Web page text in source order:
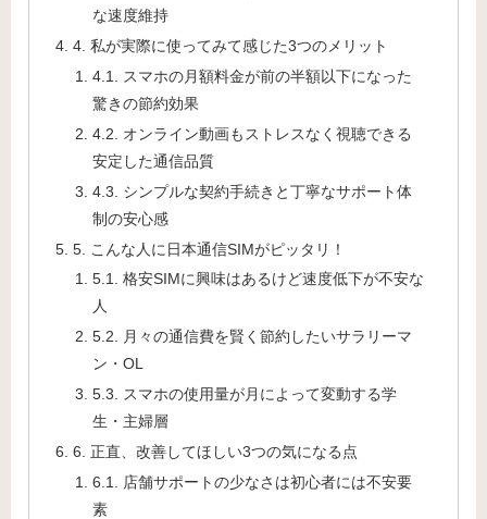
な速度維持
4. 私が実際に使ってみて感じた3つのメリット
4.1. スマホの月額料金が前の半額以下になった
驚きの節約効果
4.2. オンライン動画もストレスなく視聴できる
安定した通信品質
4.3. シンプルな契約手続きと丁寧なサポート体
制の安心感
5. こんな人に日本通信SIMがピッタリ！
5.1. 格安SIMに興味はあるけど速度低下が不安な
人
5.2. 月々の通信費を賢く節約したいサラリーマ
ン・OL
5.3. スマホの使用量が月によって変動する学
生・主婦層
6. 正直、改善してほしい3つの気になる点
6.1. 店舗サポートの少なさは初心者には不安要
素